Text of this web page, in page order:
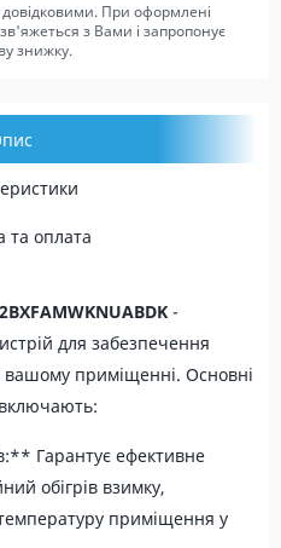
довідковими. При оформлені
з Вами і запропонує
знижку.
та оплата
-
для забезпечення
вашому приміщенні. Основні
включають:
Гарантує ефективне
обігрів взимку,
приміщення у